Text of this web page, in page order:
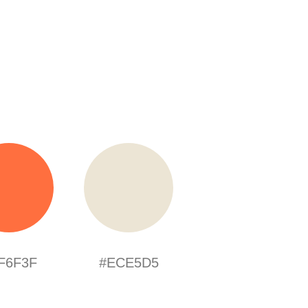
#ECE5D5